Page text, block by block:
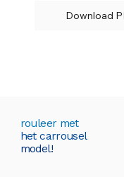
Download
rouleer met
het carrousel
model!